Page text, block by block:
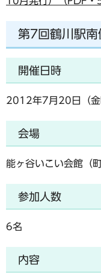
第7回鶴川駅
開催日時
2012年7月20日（
会場
能ヶ谷いこい会館（
参加人数
6名
内容